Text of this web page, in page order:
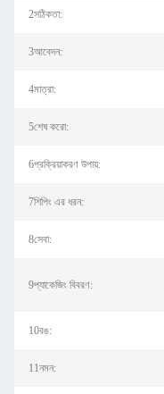
2সঠিকতা:
3আবেদন:
4মাত্রা:
5শেষ করো:
6প্রক্রিয়াকরণ উপায়:
7শিপিং এর ধরন:
8সেবা:
9প্যাকেজিং বিবরণ:
10রঙ:
11নমন: